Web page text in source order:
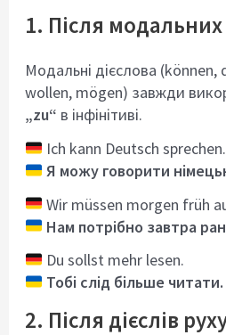
1. Після модальних
Модальні дієслова
wollen, mögen) завжди
„zu“ в інфінітиві.
Ich kann Deutsch sprechen.
Я можу говорити
Wir müssen morgen früh
Нам потрібно завтра
Du sollst mehr lesen.
Тобі слід більше читати.
2. Після дієслів